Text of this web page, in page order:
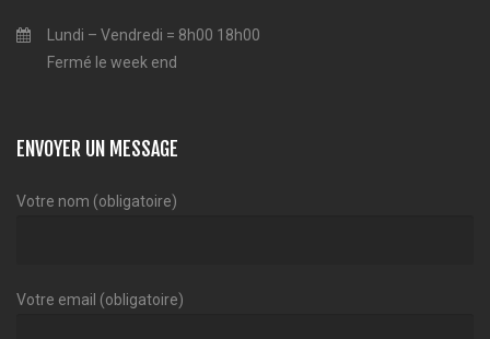
Lundi – Vendredi = 8h00 18h00
Fermé le week end
ENVOYER UN MESSAGE
Votre nom (obligatoire)
Votre email (obligatoire)